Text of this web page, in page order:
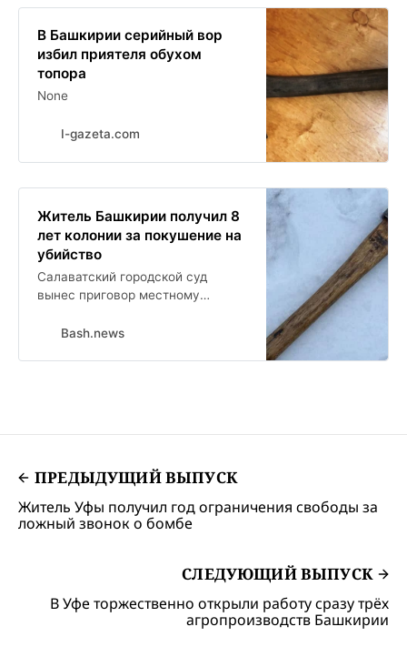
В Башкирии серийный вор
избил приятеля обухом
топора
None
I-gazeta.com
Житель Башкирии получил 8
лет колонии за покушение на
убийство
Салаватский городской суд
вынес приговор местному
в покушении на убийство и
Bash.news
ПРЕДЫДУЩИЙ ВЫПУСК
Житель Уфы получил год ограничения свободы за
ложный звонок о бомбе
СЛЕДУЮЩИЙ ВЫПУСК
В Уфе торжественно открыли работу сразу трёх
агропроизводств Башкирии